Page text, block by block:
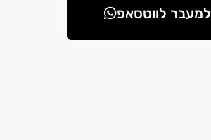
למעבר לווטסאפ